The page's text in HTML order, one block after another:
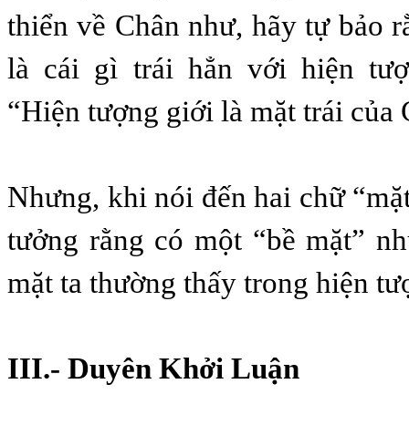
thiển về Chân như, hãy tự bảo
là cái gì trái hẳn với hiện
“Hiện tượng giới là mặt trái của
Nhưng, khi nói đến hai chữ
tưởng rằng có một “bề mặt”
mặt ta thường thấy trong hiện
III.- Duyên Khởi Luận